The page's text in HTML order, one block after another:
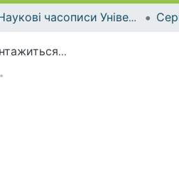
Наукові часописи Університету